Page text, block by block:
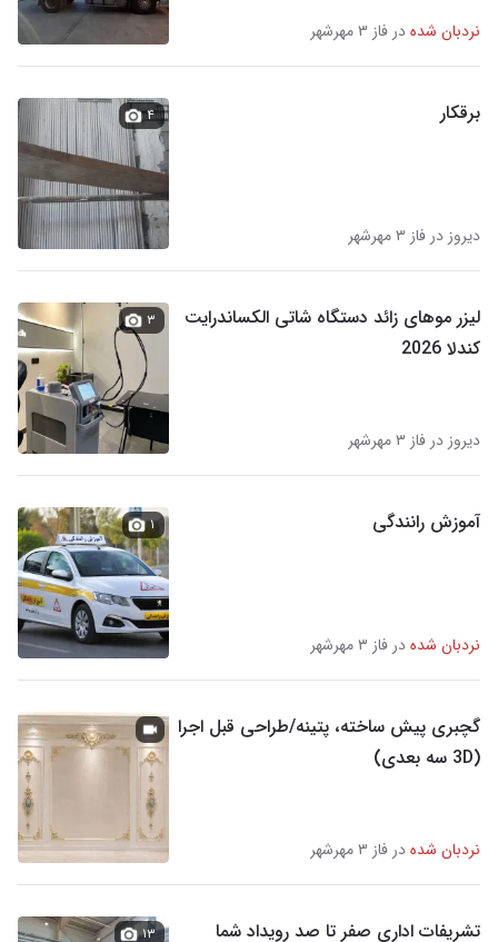
نردبان شدهدر فاز ۳ مهرشهر
برقکار
دیروز در فاز ۳ مهرشهر
۴
لیزر موهای زائد دستگاه شاتی الکساندرایت
کندلا 2026
دیروز در فاز ۳ مهرشهر
۳
آموزش رانندگی
نردبان شدهدر فاز ۳ مهرشهر
۱
گچبری پیش ساخته، پتینه/طراحی قبل اجرا
(3D سه بعدی)
نردبان شدهدر فاز ۳ مهرشهر
تشریفات اداری صفر تا صد رویداد شما ۱۳